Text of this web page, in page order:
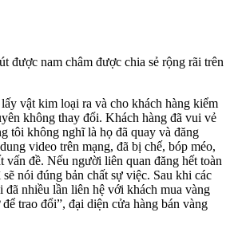
được nam châm được chia sẻ rộng rãi trên
vật kim loại ra và cho khách hàng kiểm
không thay đổi. Khách hàng đã vui vẻ
tôi không nghĩ là họ đã quay và đăng
video trên mạng, đã bị chế, bóp méo,
vấn đề. Nếu người liên quan đăng hết toàn
nói đúng bản chất sự việc. Sau khi các
đã nhiều lần liên hệ với khách mua vàng
trao đổi”, đại diện cửa hàng bán vàng